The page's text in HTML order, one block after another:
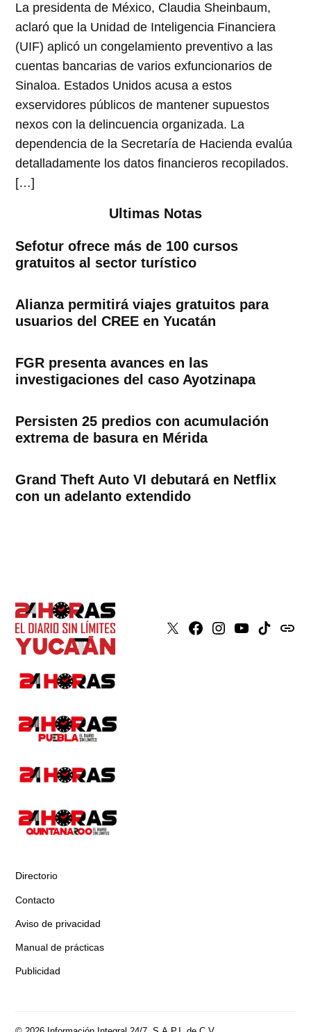
La presidenta de México, Claudia Sheinbaum,
aclaró que la Unidad de Inteligencia Financiera
(UIF) aplicó un congelamiento preventivo a las
cuentas bancarias de varios exfuncionarios de
Sinaloa. Estados Unidos acusa a estos
exservidores públicos de mantener supuestos
nexos con la delincuencia organizada. La
dependencia de la Secretaría de Hacienda evalúa
detalladamente los datos financieros recopilados.
[…]
Ultimas Notas
Sefotur ofrece más de 100 cursos
gratuitos al sector turístico
Alianza permitirá viajes gratuitos para
usuarios del CREE en Yucatán
FGR presenta avances en las
investigaciones del caso Ayotzinapa
Persisten 25 predios con acumulación
extrema de basura en Mérida
Grand Theft Auto VI debutará en Netflix
con un adelanto extendido
X Faceboook
Instagram
YoutubeTiktokissuu
Directorio
Contacto
Aviso de privacidad
Manual de prácticas
Publicidad